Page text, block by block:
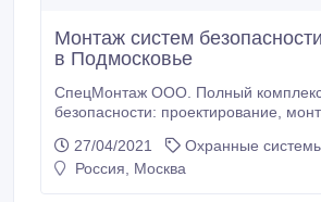
Монтаж систем
в Подмосковье
СпецМонтаж ООО. Полный
безопасности: проектирование, монтаж и
тревожная сигнализация, системы
видеонаблюдения и контроля
27/04/2021
Охранные
Россия, Москва